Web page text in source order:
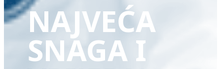
NAJVEĆA
SNAGA I